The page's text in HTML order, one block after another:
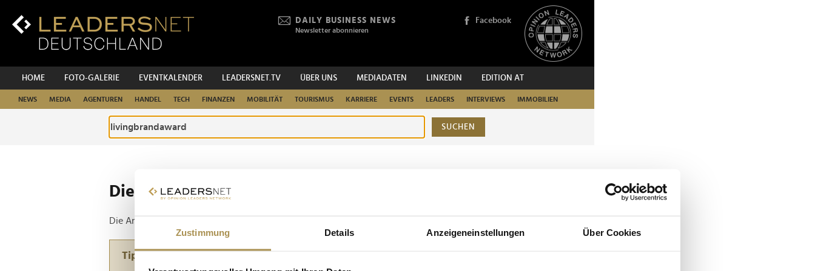
Zustimmung Details Anzeigeneinstellungen Über Cookies
Inhalt
DAILY BUSINESS NEWS
Newsletter abonnieren
Facebook
HOME FOTO-GALERIE EVENTKALENDER LEADERSNET.TV ÜBER UNS MEDIADATEN LINKEDIN EDITION AT
NEWS MEDIA AGENTUREN HANDEL TECH FINANZEN MOBILITÄT TOURISMUS KARRIERE EVENTS LEADERS INTERVIEWS IMMOBILIEN
SUCHEN
Die ganze Website durchsuchen
Die Anfrage ergab 1 Treffer.
Tipp